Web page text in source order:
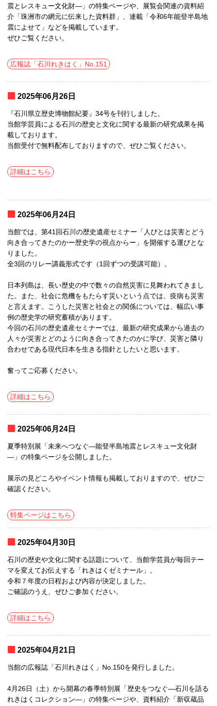
震とレスキュー文化財―」の特集ページや、展覧会関連の資料紹
介「珠洲市の網元に伝来した資料群」、連載「令和6年能登半島地
震によせて」などを掲載しています。
ぜひご覧ください。
広報誌「石川れきはく」No.151
2025年06月26日
『石川県立歴史博物館紀要』34号を刊行しました。
当館学芸員による石川の歴史と文化に関する最新の研究成果を掲
載しております。
当館受付で無料配布しておりますので、ぜひご覧ください。
詳細はこちら
2025年06月24日
当館では、第41回石川の歴史遺産セミナー「人びとは災害とどう
向き合ってきたのかー歴史学の視点からー」を開催する運びとな
りました。
全3回のリレー講義形式です（1回ずつの受講可能）。
日本列島は、長い歴史の中で数々の自然災害に見舞われてきまし
た。また、社会に危機をもたらす災いという点では、疫病も災害
と言えます。こうした災害と社会との関係については、幅広い事
例の歴史学の研究蓄積があります。
今回の石川の歴史遺産セミナーでは、最新の研究成果から過去の
人々が災害とどのように向き合ってきたのかに学び、災害と隣り
合わせである現代日本を生きる指針としたいと思います。
奮ってご応募ください。
詳細はこちら
2025年06月24日
夏季特別展「未来へつなぐ―能登半島地震とレスキュー文化財
―」の特集ページを公開しました。
展示の見どころやイベント情報も掲載しておりますので、ぜひご
確認ください。
特集ページはこちら
2025年04月30日
石川の歴史や文化に関する話題について、当館学芸員が毎回テー
マを変えてお伝えする「れきはくゼミナール」。
令和７年度の日程および内容が決定しました。
ご確認のうえ、ぜひご参加ください。
詳細はこちら
2025年04月21日
当館の広報誌「石川れきはく」No.150を発行しました。
4月26日（土）から開幕の春季特別展「歴史をつなぐ―石川を語る
れきはくコレクション―」の特集ページや、資料紹介「新収蔵品